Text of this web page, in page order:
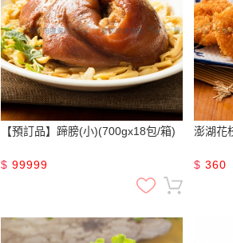
【預訂品】蹄膀(小)(700gx18包/箱)
$ 99999
澎湖花
$ 360